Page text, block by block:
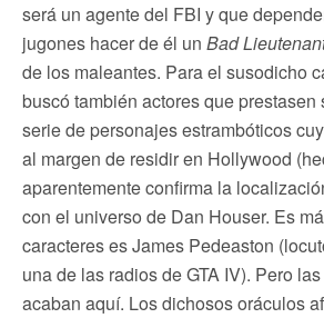
será un agente del FBI y que
jugones hacer de él un Bad
de los maleantes. Para el susodicho
buscó también actores que prestasen
serie de personajes estrambóticos
al margen de residir en Hollywood
aparentemente confirma la
con el universo de Dan Houser. Es
caracteres es James Pedeaston
una de las radios de GTA IV). Pero
acaban aquí. Los dichosos oráculos